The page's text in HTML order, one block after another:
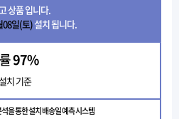
상품 입니다.
08일(토)설치 됩니다.
97%
치 기준
을 통한 설치 배송일 예측 시스템